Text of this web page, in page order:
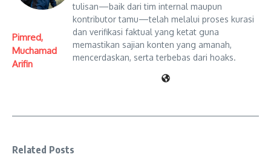
Pimred,
Muchamad
Arifin
tulisan—baik dari tim internal maupun
kontributor tamu—telah melalui proses kurasi
dan verifikasi faktual yang ketat guna
memastikan sajian konten yang amanah,
mencerdaskan, serta terbebas dari hoaks.
Related Posts